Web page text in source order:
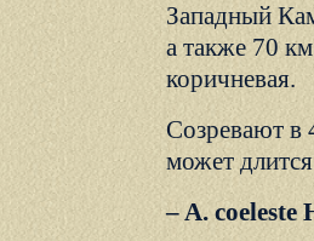
Западный
а также 70
коричневая.
Созревают в
может
– A. coeleste